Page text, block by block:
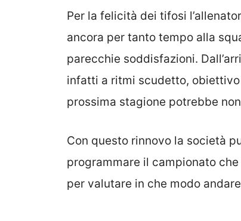
Per la felicità dei tifosi
ancora per tanto tempo alla
parecchie soddisfazioni.
infatti a ritmi scudetto,
prossima stagione potrebbe
Con questo rinnovo la società
programmare il campionato
per valutare in che modo